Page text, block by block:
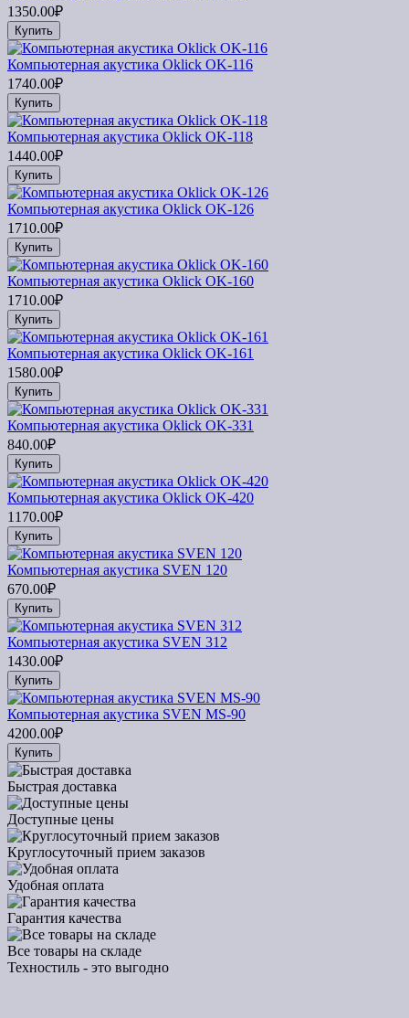
1350.00₽
Купить
Компьютерная акустика Oklick OK-116
1740.00₽
Купить
Компьютерная акустика Oklick OK-118
1440.00₽
Купить
Компьютерная акустика Oklick OK-126
1710.00₽
Купить
Компьютерная акустика Oklick OK-160
1710.00₽
Купить
Компьютерная акустика Oklick OK-161
1580.00₽
Купить
Компьютерная акустика Oklick OK-331
840.00₽
Купить
Компьютерная акустика Oklick OK-420
1170.00₽
Купить
Компьютерная акустика SVEN 120
670.00₽
Купить
Компьютерная акустика SVEN 312
1430.00₽
Купить
Компьютерная акустика SVEN MS-90
4200.00₽
Купить
Быстрая доставка
Доступные цены
Круглосуточный прием заказов
Удобная оплата
Гарантия качества
Все товары на складе
Техностиль - это выгодно